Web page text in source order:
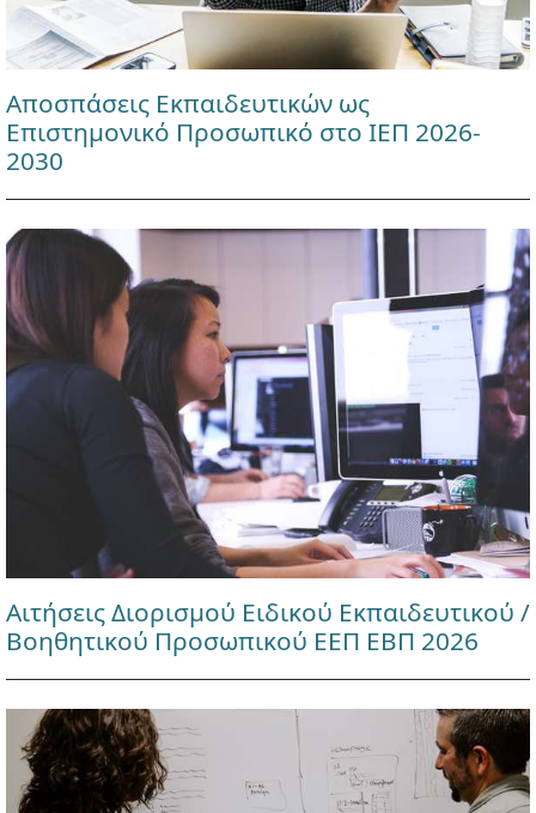
Αποσπάσεις Εκπαιδευτικών ως
Επιστημονικό Προσωπικό στο ΙΕΠ 2026-
2030
Αιτήσεις Διορισμού Ειδικού Εκπαιδευτικού /
Βοηθητικού Προσωπικού ΕΕΠ ΕΒΠ 2026